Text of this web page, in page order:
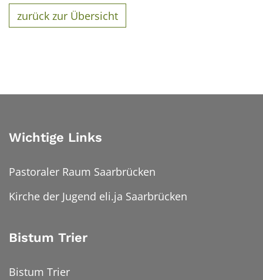
zurück zur Übersicht
Wichtige Links
Pastoraler Raum Saarbrücken
Kirche der Jugend eli.ja Saarbrücken
Bistum Trier
Bistum Trier